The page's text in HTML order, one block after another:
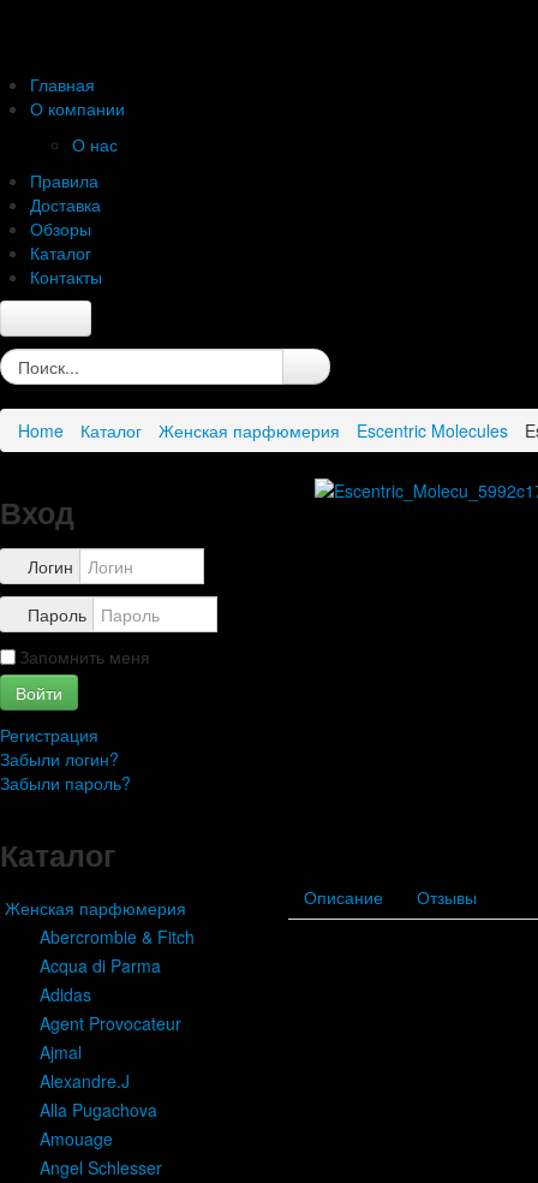
Главная
О компании
О нас
Правила
Доставка
Обзоры
Каталог
Контакты
Главная
О нас
Правила
Каталог
Home Каталог Женская парфюмерия Escentric Molecules
Вход
Логин
Пароль
Запомнить меня
Войти
Регистрация
Забыли логин?
Забыли пароль?
Каталог
Женская парфюмерия
Abercrombie & Fitch
Acqua di Parma
Adidas
Agent Provocateur
Ajmal
Alexandre.J
Alla Pugachova
Amouage
Angel Schlesser
Описание Отзывы